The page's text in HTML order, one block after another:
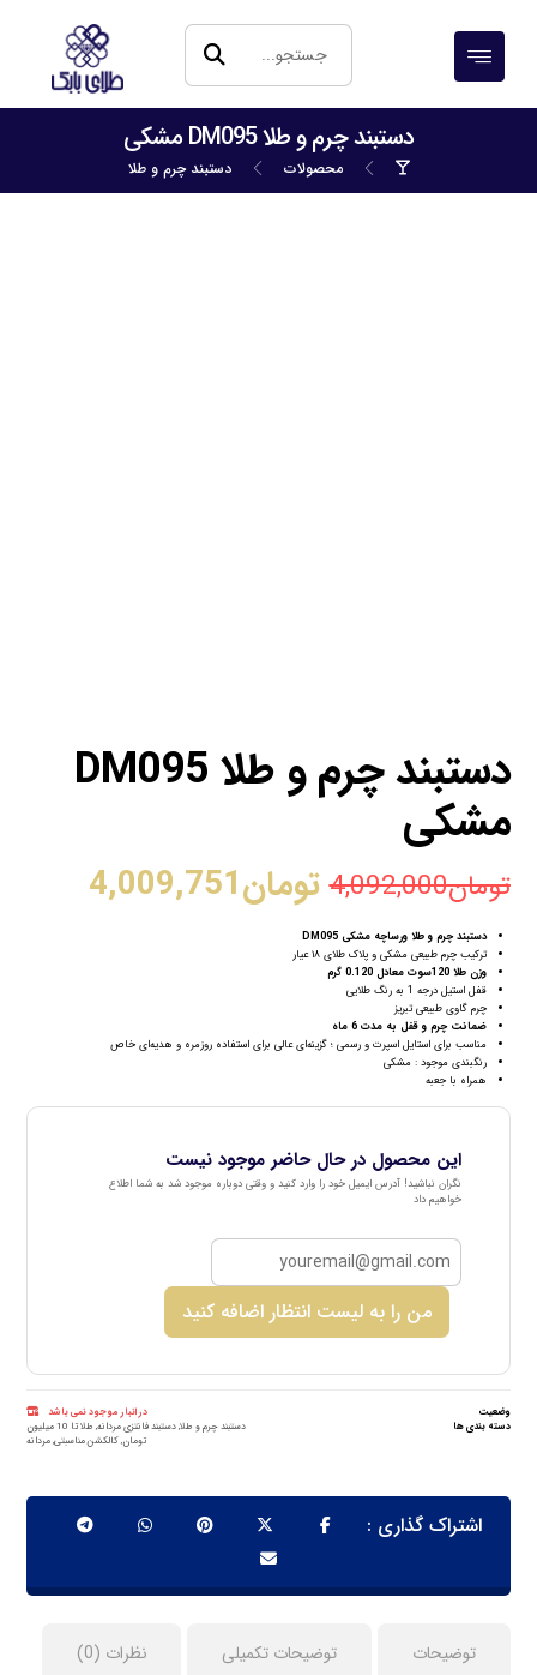
دستبند چرم و طلا DM095 مشکی
محصولات دستبند چرم و طلا
دستبند چرم و طلا DM095
مشکی
تومان4,092,000 تومان4,009,751
دستبند چرم و طلا ورساچه مشکی DM095
ترکیب چرم طبیعی مشکی و پلاک طلای ۱۸ عیار
وزن طلا 120سوت معادل 0.120 گرم
قفل استیل درجه 1 به رنگ طلایی
چرم گاوی طبیعی تبریز
ضمانت چرم و قفل به مدت 6 ماه
مناسب برای استایل اسپرت و رسمی ؛ گزینه‌ای عالی برای استفاده روزمره و هدیه‌ای خاص
رنگبندی موجود : مشکی
همراه با جعبه
این محصول در حال حاضر موجود نیست
نگران نباشید! آدرس ایمیل خود را وارد کنید و وقتی دوباره موجود شد به شما اطلاع
خواهیم داد
من را به لیست انتظار اضافه کنید
وضعیت
در انبار موجود نمی باشد
دسته بندی ها
دستبند چرم و طلا,دستبند فانتزی مردانه,
طلا تا 10 میلیون
تومان,کالکشن مناسبتی,مردانه
توضیحات توضیحات تکمیلی نظرات (0)